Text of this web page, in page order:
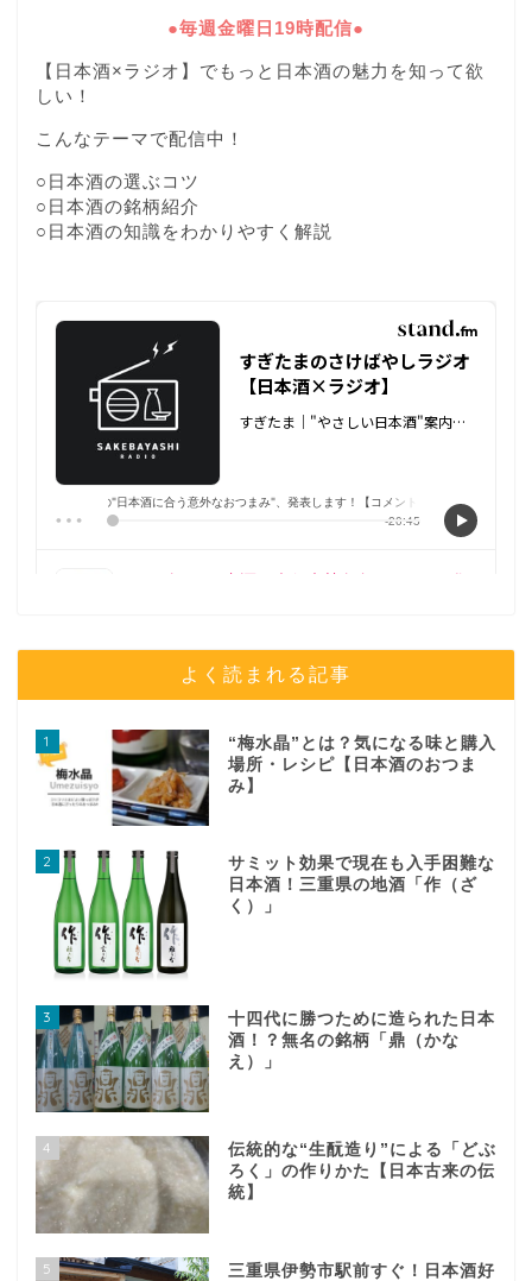
●毎週金曜日19時配信●
【日本酒×ラジオ】でもっと日本酒の魅力を知って欲
しい！
こんなテーマで配信中！
○日本酒の選ぶコツ
○日本酒の銘柄紹介
○日本酒の知識をわかりやすく解説
よく読まれる記事
1
“梅水晶”とは？気になる味と購入
場所・レシピ【日本酒のおつま
み】
2
サミット効果で現在も入手困難な
日本酒！三重県の地酒「作（ざ
く）」
3
十四代に勝つために造られた日本
酒！？無名の銘柄「鼎（かな
え）」
4
伝統的な“生酛造り”による「どぶ
ろく」の作りかた【日本古来の伝
統】
5
三重県伊勢市駅前すぐ！日本酒好